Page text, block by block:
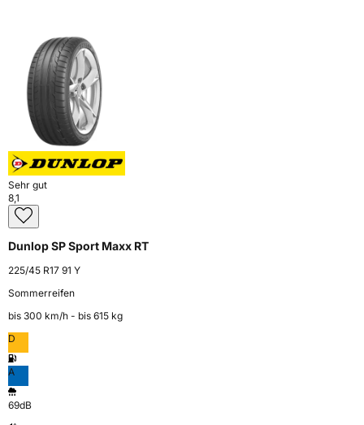
Sehr gut
8,1
Dunlop SP Sport Maxx RT
225/45 R17 91 Y
Sommerreifen
bis 300 km⁠/⁠h - bis 615 kg
D
A
69dB